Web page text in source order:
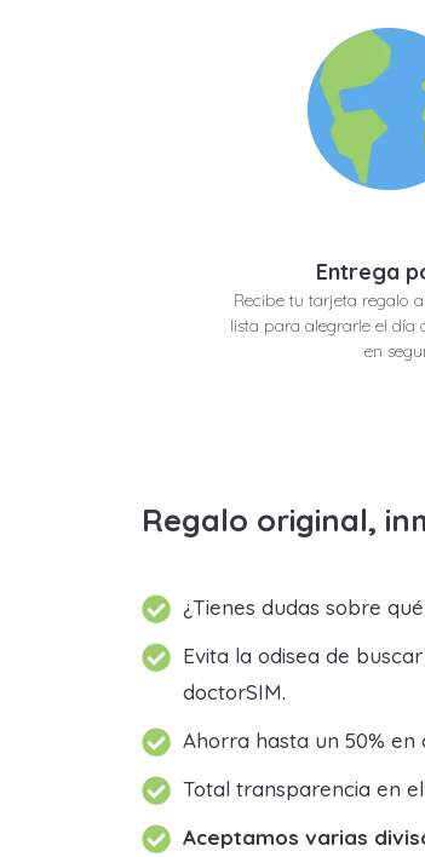
Entrega
Recibe tu tarjeta regalo
lista para alegrarle el día
en
Regalo original,
¿Tienes dudas sobre
Evita la odisea de
doctorSIM.
Ahorra hasta un 50%
Total transparencia en
Aceptamos varias